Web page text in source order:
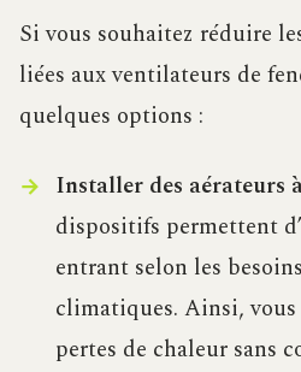
Si vous souhaitez réduire
liées aux ventilateurs de
quelques options :
Installer des aérateurs
dispositifs permettent
entrant selon les
climatiques. Ainsi,
pertes de chaleur sans